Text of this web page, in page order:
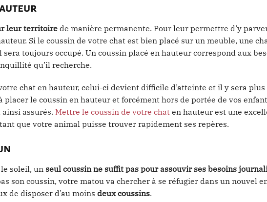
leur territoire de manière permanente. Pour leur permettre d’y
Si le coussin de votre chat est bien placé sur un meuble, une
toujours occupé. Un coussin placé en hauteur correspond aux
qu’il recherche.
chat en hauteur, celui-ci devient difficile d’atteinte et il y sera plus
placer le coussin en hauteur et forcément hors de portée de vos
ainsi assurés. Mettre le coussin de votre chat en hauteur est une
que votre animal puisse trouver rapidement ses repères.
soleil, un seul coussin ne suffit pas pour assouvir ses besoins
son coussin, votre matou va chercher à se réfugier dans un nouvel
de disposer d’au moins deux coussins.